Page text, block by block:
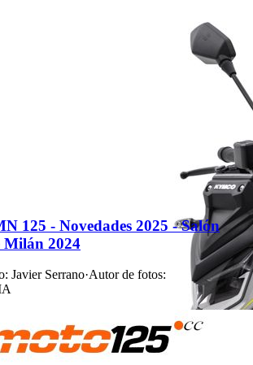
125 - Novedades 2025 - Salón
2024
: Javier Serrano·Autor de fotos: